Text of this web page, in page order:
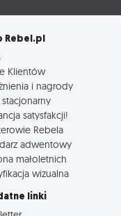
Rebel.pl
Klientów
i nagrody
satysfakcji!
Rebela
adwentowy
małoletnich
wizualna
linki